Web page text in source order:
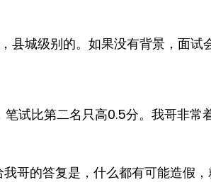
县城级别的。如果没有背景，面试
试比第二名只高0.5分。我哥非
哥的答复是，什么都有可能造假，